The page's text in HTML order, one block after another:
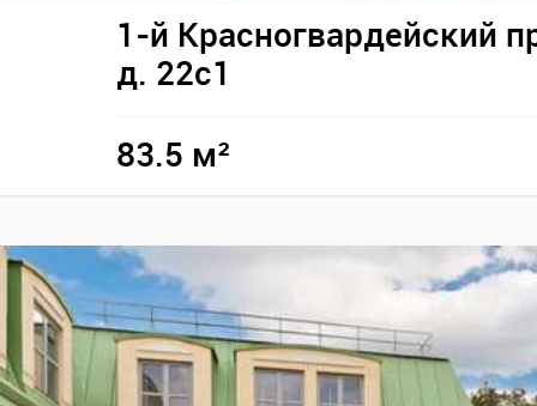
1-й Красногвардейский
д. 22с1
83.5 м²